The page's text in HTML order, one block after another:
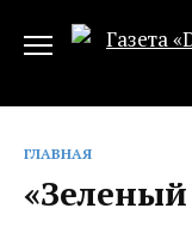
ГЛАВНАЯ